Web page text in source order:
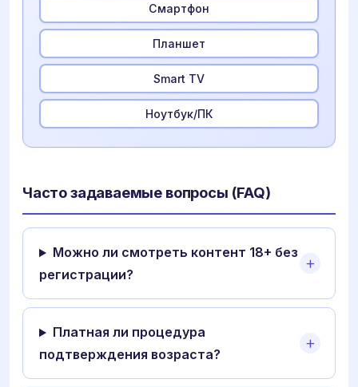
Смартфон
Планшет
Smart TV
Ноутбук/ПК
Часто задаваемые вопросы (FAQ)
Можно ли смотреть контент 18+ без
регистрации?
Платная ли процедура
подтверждения возраста?